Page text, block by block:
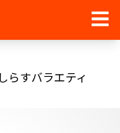
らすバラエティ